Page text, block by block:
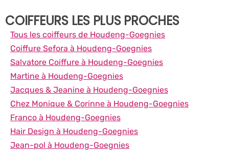
COIFFEURS LES PLUS PROCHES
Tous les coiffeurs de Houdeng-Goegnies
Coiffure Sefora à Houdeng-Goegnies
Salvatore Coiffure à Houdeng-Goegnies
Martine à Houdeng-Goegnies
Jacques & Jeanine à Houdeng-Goegnies
Chez Monique & Corinne à Houdeng-Goegnies
Franco à Houdeng-Goegnies
Hair Design à Houdeng-Goegnies
Jean-pol à Houdeng-Goegnies